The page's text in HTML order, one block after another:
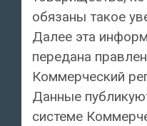
обязаны такое
Далее эта
передана
Коммерческий
Данные
системе